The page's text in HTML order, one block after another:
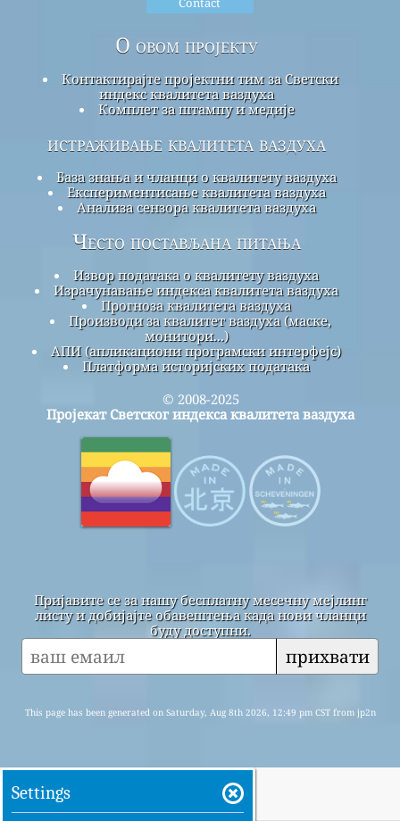
О овом пројекту
Контактирајте пројектни тим за Светски
индекс квалитета ваздуха
Комплет за штампу и медије
истраживање квалитета ваздуха
База знања и чланци о квалитету ваздуха
Експериментисање квалитета ваздуха
Анализа сензора квалитета ваздуха
Често постављана питања
Извор података о квалитету ваздуха
Израчунавање индекса квалитета ваздуха
Прогноза квалитета ваздуха
Производи за квалитет ваздуха (маске,
монитори...)
АПИ (апликациони програмски интерфејс)
Платформа историјских података
© 2008-2025
Пројекат Светског индекса квалитета ваздуха
Пријавите се за нашу бесплатну месечну мејлинг
листу и добијајте обавештења када нови чланци
буду доступни.
прихвати
This page has been generated on Saturday, Aug 8th 2026, 12:49 pm CST from jp2n
Settings